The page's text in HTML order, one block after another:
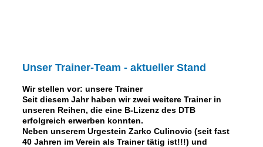
Unser Trainer-Team - aktueller Stand
Wir stellen vor: unsere Trainer
Seit diesem Jahr haben wir zwei weitere Trainer in
unseren Reihen, die eine B-Lizenz des DTB
erfolgreich erwerben konnten.
Neben unserem Urgestein Zarko Culinovic (seit fast
40 Jahren im Verein als Trainer tätig ist!!!) und